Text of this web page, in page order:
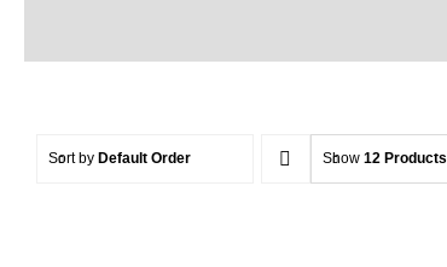
Sort by Default Order Show 12 Products